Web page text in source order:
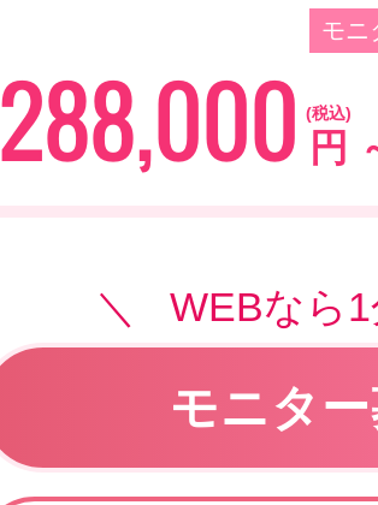
モニ
288,000 円
(税込)
WEBなら
モニタ